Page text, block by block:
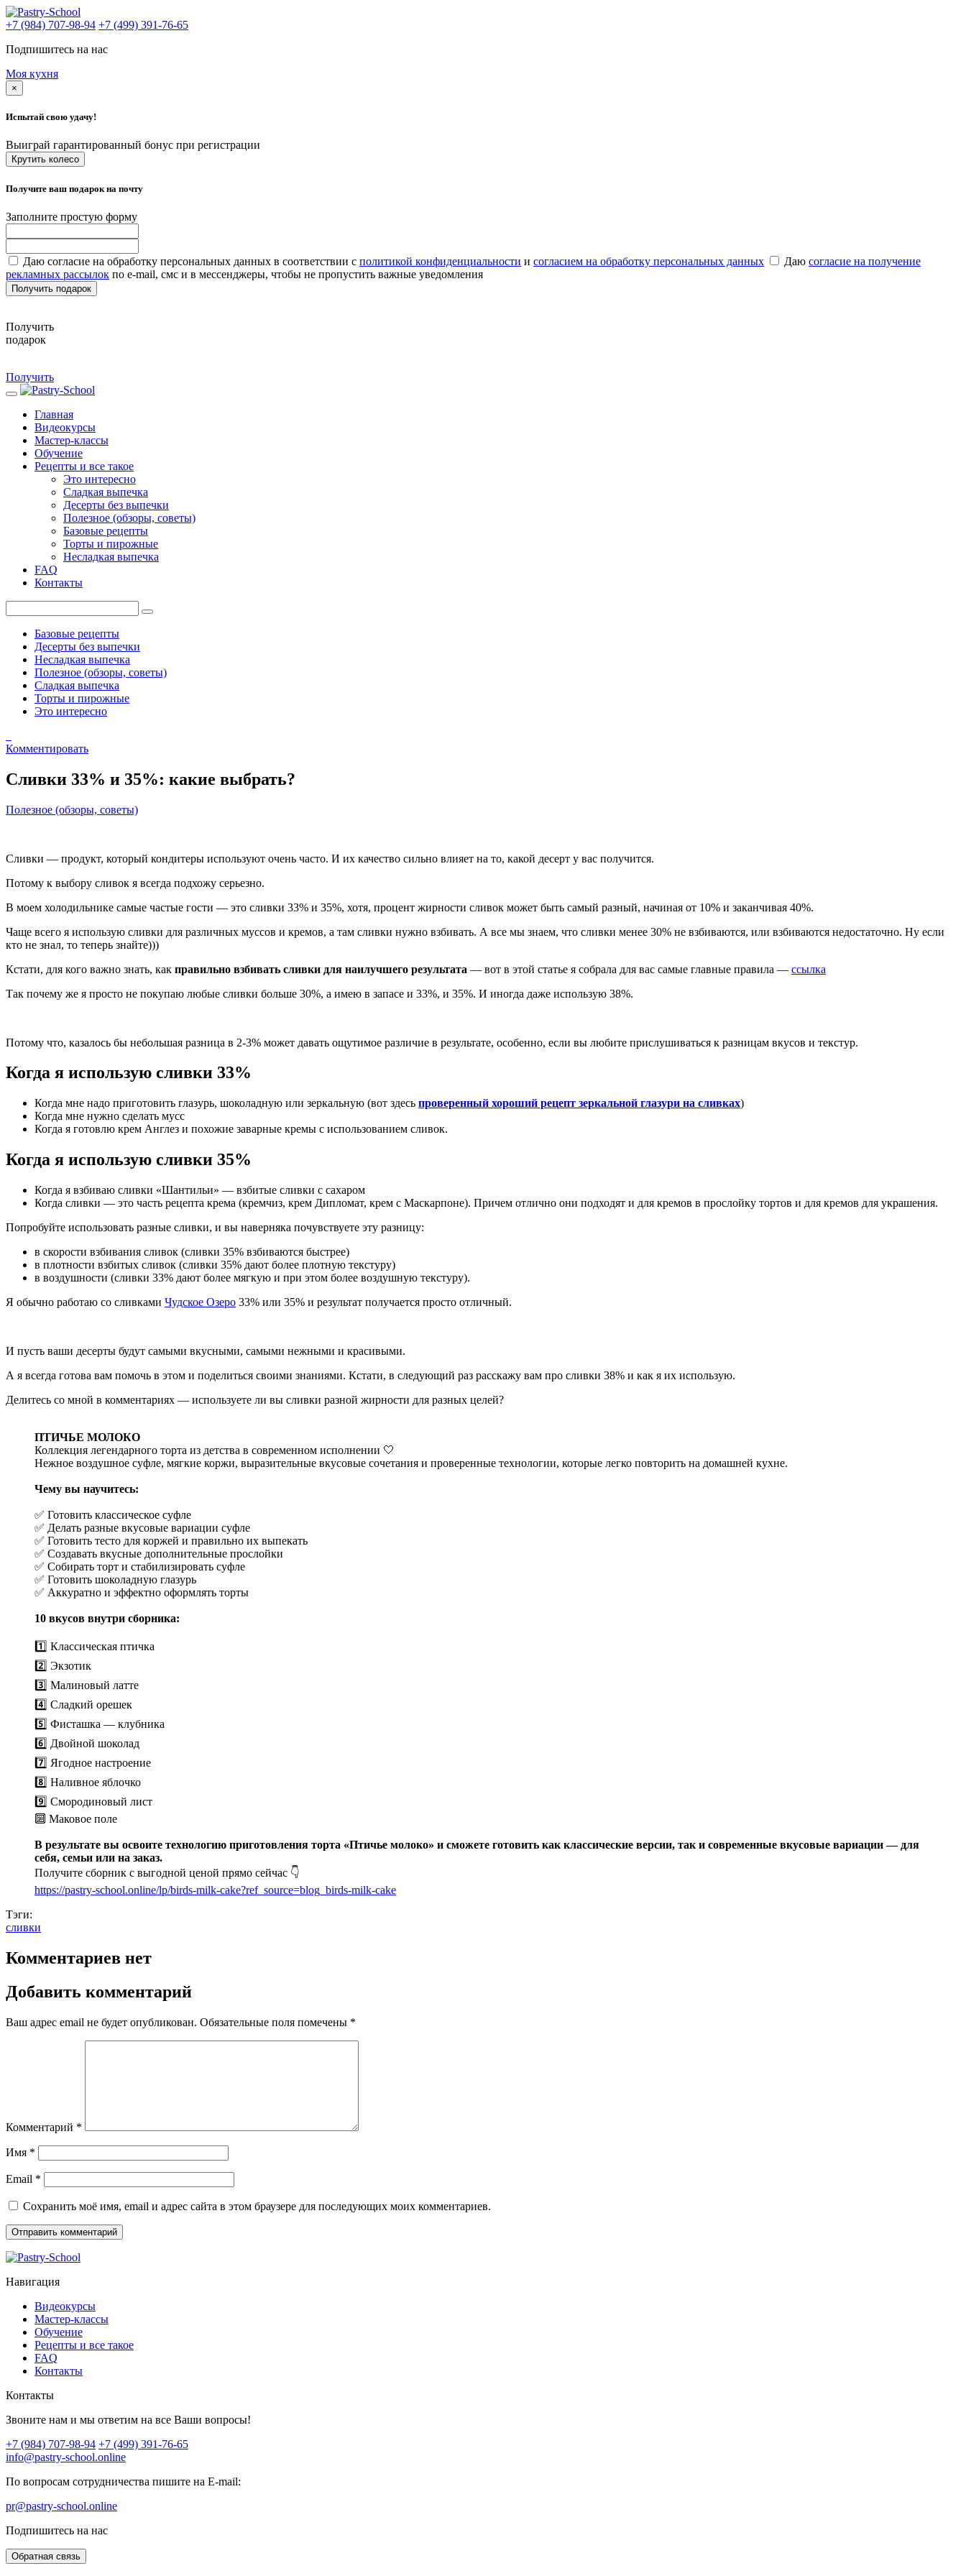
+7 (984) 707-98-94 +7 (499) 391-76-65
Подпишитесь на нас
Моя кухня
×
Испытай свою удачу!
Выиграй гарантированный бонус при регистрации
Крутить колесо
Получите ваш подарок на почту
Заполните простую форму
Даю согласие на обработку персональных данных в соответствии с политикой конфиденциальности и согласием на обработку персональных данных Даю согласие на получение
рекламных рассылок по e-mail, смс и в мессенджеры, чтобы не пропустить важные уведомления
Получить подарок
Получить
подарок
Получить
Главная
Видеокурсы
Мастер-классы
Обучение
Рецепты и все такое
Это интересно
Сладкая выпечка
Десерты без выпечки
Полезное (обзоры, советы)
Базовые рецепты
Торты и пирожные
Несладкая выпечка
FAQ
Контакты
Базовые рецепты
Десерты без выпечки
Несладкая выпечка
Полезное (обзоры, советы)
Сладкая выпечка
Торты и пирожные
Это интересно
Комментировать
Сливки 33% и 35%: какие выбрать?
Полезное (обзоры, советы)
Сливки — продукт, который кондитеры используют очень часто. И их качество сильно влияет на то, какой десерт у вас получится.
Потому к выбору сливок я всегда подхожу серьезно.
В моем холодильнике самые частые гости — это сливки 33% и 35%, хотя, процент жирности сливок может быть самый разный, начиная от 10% и заканчивая 40%.
Чаще всего я использую сливки для различных муссов и кремов, а там сливки нужно взбивать. А все мы знаем, что сливки менее 30% не взбиваются, или взбиваются недостаточно. Ну если
кто не знал, то теперь знайте)))
Кстати, для кого важно знать, как правильно взбивать сливки для наилучшего результата — вот в этой статье я собрала для вас самые главные правила — ссылка
Так почему же я просто не покупаю любые сливки больше 30%, а имею в запасе и 33%, и 35%. И иногда даже использую 38%.
Потому что, казалось бы небольшая разница в 2-3% может давать ощутимое различие в результате, особенно, если вы любите прислушиваться к разницам вкусов и текстур.
Когда я использую сливки 33%
Когда мне надо приготовить глазурь, шоколадную или зеркальную (вот здесь проверенный хороший рецепт зеркальной глазури на сливках)
Когда мне нужно сделать мусс
Когда я готовлю крем Англез и похожие заварные кремы с использованием сливок.
Когда я использую сливки 35%
Когда я взбиваю сливки «Шантильи» — взбитые сливки с сахаром
Когда сливки — это часть рецепта крема (кремчиз, крем Дипломат, крем с Маскарпоне). Причем отлично они подходят и для кремов в прослойку тортов и для кремов для украшения.
Попробуйте использовать разные сливки, и вы наверняка почувствуете эту разницу:
в скорости взбивания сливок (сливки 35% взбиваются быстрее)
в плотности взбитых сливок (сливки 35% дают более плотную текстуру)
в воздушности (сливки 33% дают более мягкую и при этом более воздушную текстуру).
Я обычно работаю со сливками Чудское Озеро 33% или 35% и результат получается просто отличный.
И пусть ваши десерты будут самыми вкусными, самыми нежными и красивыми.
А я всегда готова вам помочь в этом и поделиться своими знаниями. Кстати, в следующий раз расскажу вам про сливки 38% и как я их использую.
Делитесь со мной в комментариях — используете ли вы сливки разной жирности для разных целей?
ПТИЧЬЕ МОЛОКО
Коллекция легендарного торта из детства в современном исполнении 🤍
Нежное воздушное суфле, мягкие коржи, выразительные вкусовые сочетания и проверенные технологии, которые легко повторить на домашней кухне.
Чему вы научитесь:
✅ Готовить классическое суфле
✅ Делать разные вкусовые вариации суфле
✅ Готовить тесто для коржей и правильно их выпекать
✅ Создавать вкусные дополнительные прослойки
✅ Собирать торт и стабилизировать суфле
✅ Готовить шоколадную глазурь
✅ Аккуратно и эффектно оформлять торты
10 вкусов внутри сборника:
1️⃣ Классическая птичка
2️⃣ Экзотик
3️⃣ Малиновый латте
4️⃣ Сладкий орешек
5️⃣ Фисташка — клубника
6️⃣ Двойной шоколад
7️⃣ Ягодное настроение
8️⃣ Наливное яблочко
9️⃣ Смородиновый лист
🔟 Маковое поле
В результате вы освоите технологию приготовления торта «Птичье молоко» и сможете готовить как классические версии, так и современные вкусовые вариации — для
себя, семьи или на заказ.
Получите сборник с выгодной ценой прямо сейчас 👇
https://pastry-school.online/lp/birds-milk-cake?ref_source=blog_birds-milk-cake
Тэги:
сливки
Комментариев нет
Добавить комментарий
Ваш адрес email не будет опубликован. Обязательные поля помечены *
Комментарий *
Имя *
Email *
Сохранить моё имя, email и адрес сайта в этом браузере для последующих моих комментариев.
Навигация
Видеокурсы
Мастер-классы
Обучение
Рецепты и все такое
FAQ
Контакты
Контакты
Звоните нам и мы ответим на все Ваши вопросы!
+7 (984) 707-98-94 +7 (499) 391-76-65
info@pastry-school.online
По вопросам сотрудничества пишите на E-mail:
pr@pastry-school.online
Подпишитесь на нас
Обратная связь